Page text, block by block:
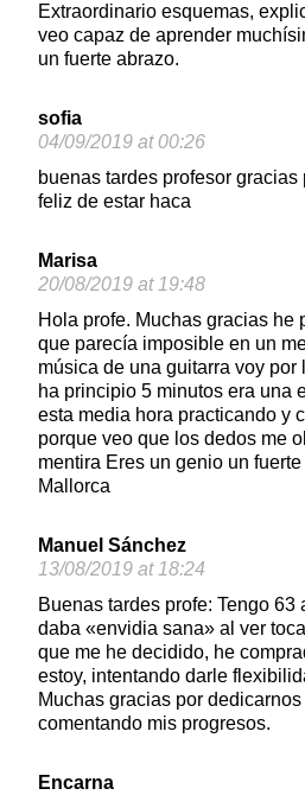
Extraordinario esquemas,
veo capaz de aprender
un fuerte abrazo.
sofia
04/09/2019 at 00:26
buenas tardes profesor
feliz de estar haca
Marisa
20/08/2019 at 19:48
Hola profe. Muchas gracias he
que parecía imposible en un
música de una guitarra voy por
ha principio 5 minutos era una
esta media hora practicando y
porque veo que los dedos me
mentira Eres un genio un
Mallorca
Manuel Sánchez
13/08/2019 at 18:24
Buenas tardes profe: Tengo 63
daba «envidia sana» al ver
que me he decidido, he
estoy, intentando darle
Muchas gracias por
comentando mis progresos.
Encarna